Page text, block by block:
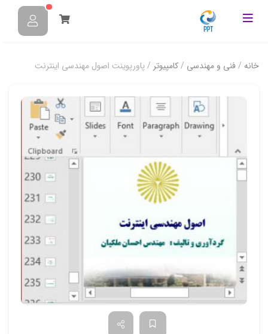
خانه /فنی و مهندسی /کامپیوتر / پاورپوینت اصول مهندسي اینترنت